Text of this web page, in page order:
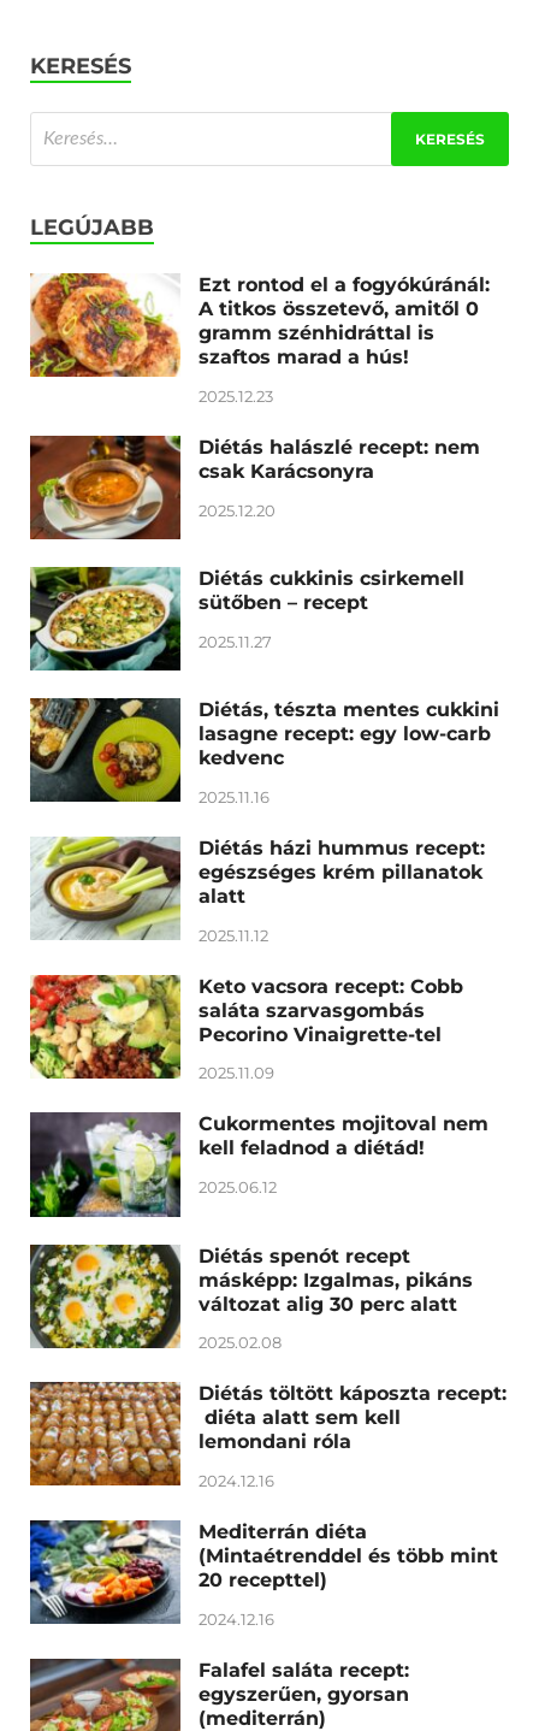
KERESÉS
LEGÚJABB
Ezt rontod el a fogyókúránál:
A titkos összetevő, amitől 0
gramm szénhidráttal is
szaftos marad a hús!
2025.12.23
Diétás halászlé recept: nem
csak Karácsonyra
2025.12.20
Diétás cukkinis csirkemell
sütőben – recept
2025.11.27
Diétás, tészta mentes cukkini
lasagne recept: egy low-carb
kedvenc
2025.11.16
Diétás házi hummus recept:
egészséges krém pillanatok
alatt
2025.11.12
Keto vacsora recept: Cobb
saláta szarvasgombás
Pecorino Vinaigrette-tel
2025.11.09
Cukormentes mojitoval nem
kell feladnod a diétád!
2025.06.12
Diétás spenót recept
másképp: Izgalmas, pikáns
változat alig 30 perc alatt
2025.02.08
Diétás töltött káposzta recept:
diéta alatt sem kell
lemondani róla
2024.12.16
Mediterrán diéta
(Mintaétrenddel és több mint
20 recepttel)
2024.12.16
Falafel saláta recept:
egyszerűen, gyorsan
(mediterrán)